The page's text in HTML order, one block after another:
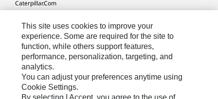
Caterpillar.com
Mes Préférences Marketing
Plan Du Site
Cookie Settings
Légales
This site uses cookies to improve your
experience. Some are required for the site to
function, while others support features,
performance, personalization, targeting, and
analytics.
You can adjust your preferences anytime using
Cookie Settings.
By selecting I Accept, you agree to the use of